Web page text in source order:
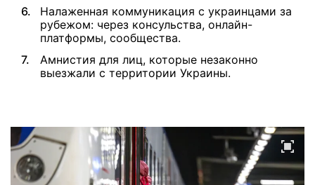
Налаженная коммуникация с украинцами за
рубежом: через консульства, онлайн-
платформы, сообщества.
Амнистия для лиц, которые незаконно
выезжали с территории Украины.